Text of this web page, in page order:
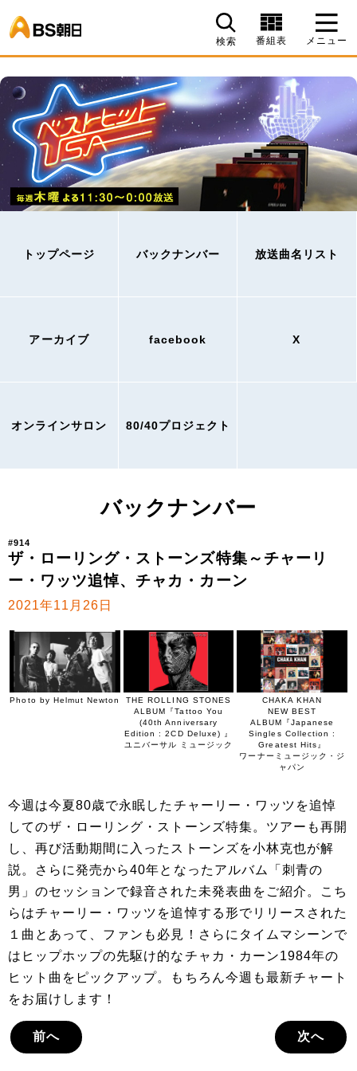
検索 番組表 メニュー
トップページ バックナンバー 放送曲名リスト
アーカイブ facebook X
オンラインサロン 80/40プロジェクト
バックナンバー
#914
ザ・ローリング・ストーンズ特集～チャーリ
ー・ワッツ追悼、チャカ・カーン
2021年11月26日
Photo by Helmut Newton
THE ROLLING STONES
ALBUM『Tattoo You
(40th Anniversary
Edition : 2CD Deluxe) 』
ユニバーサル ミュージック
CHAKA KHAN
NEW BEST
ALBUM『Japanese
Singles Collection :
Greatest Hits』
ワーナーミュージック・ジ
ャパン
今週は今夏80歳で永眠したチャーリー・ワッツを追悼
してのザ・ローリング・ストーンズ特集。ツアーも再開
し、再び活動期間に入ったストーンズを小林克也が解
説。さらに発売から40年となったアルバム「刺青の
男」のセッションで録音された未発表曲をご紹介。こち
らはチャーリー・ワッツを追悼する形でリリースされた
１曲とあって、ファンも必見！さらにタイムマシーンで
はヒップホップの先駆け的なチャカ・カーン1984年の
ヒット曲をピックアップ。もちろん今週も最新チャート
をお届けします！
前へ 次へ